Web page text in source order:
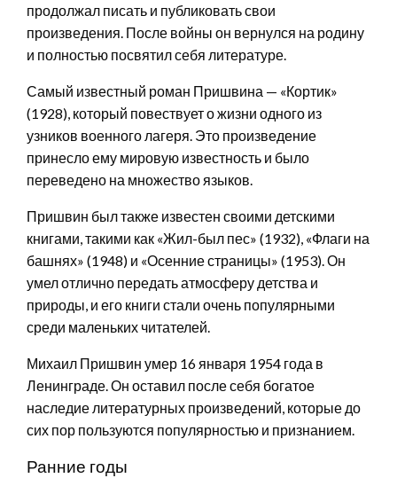
продолжал писать и публиковать свои
произведения. После войны он вернулся на родину
и полностью посвятил себя литературе.
Самый известный роман Пришвина — «Кортик»
(1928), который повествует о жизни одного из
узников военного лагеря. Это произведение
принесло ему мировую известность и было
переведено на множество языков.
Пришвин был также известен своими детскими
книгами, такими как «Жил-был пес» (1932), «Флаги на
башнях» (1948) и «Осенние страницы» (1953). Он
умел отлично передать атмосферу детства и
природы, и его книги стали очень популярными
среди маленьких читателей.
Михаил Пришвин умер 16 января 1954 года в
Ленинграде. Он оставил после себя богатое
наследие литературных произведений, которые до
сих пор пользуются популярностью и признанием.
Ранние годы